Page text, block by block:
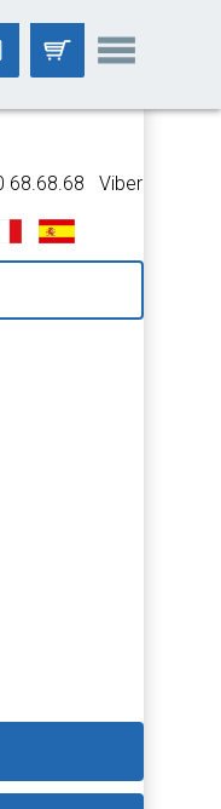
68.68.68 Viber:699